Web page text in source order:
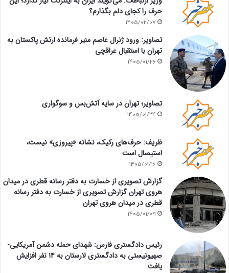
حرف را کجای دلم بگذارم؟
1405/02/07
تصاویر: ورود ژنرال عاصم منیر فرمانده ارتش پاکستان به
تهران با استقبال عراقچی
1405/01/26
تصاویر؛ تهران در سایه آتش‌بس و سوگواری
1405/01/24
ظریف: حرف‌های رکیک، نشانه «پیروزی» نیست،
استیصال است
1405/01/16
گزارش تصویری از خسارت به دفتر رسانه قطری در میدان
هروی تهران گزارش تصویری از خسارت به دفتر رسانه
قطری در میدان هروی تهران
1405/01/09
رئیس دادگستری فارس: شهدای حمله دشمن آمریکایی-
صهیونیستی به دادگستری لارستان به ۱۴ نفر افزایش
یافت